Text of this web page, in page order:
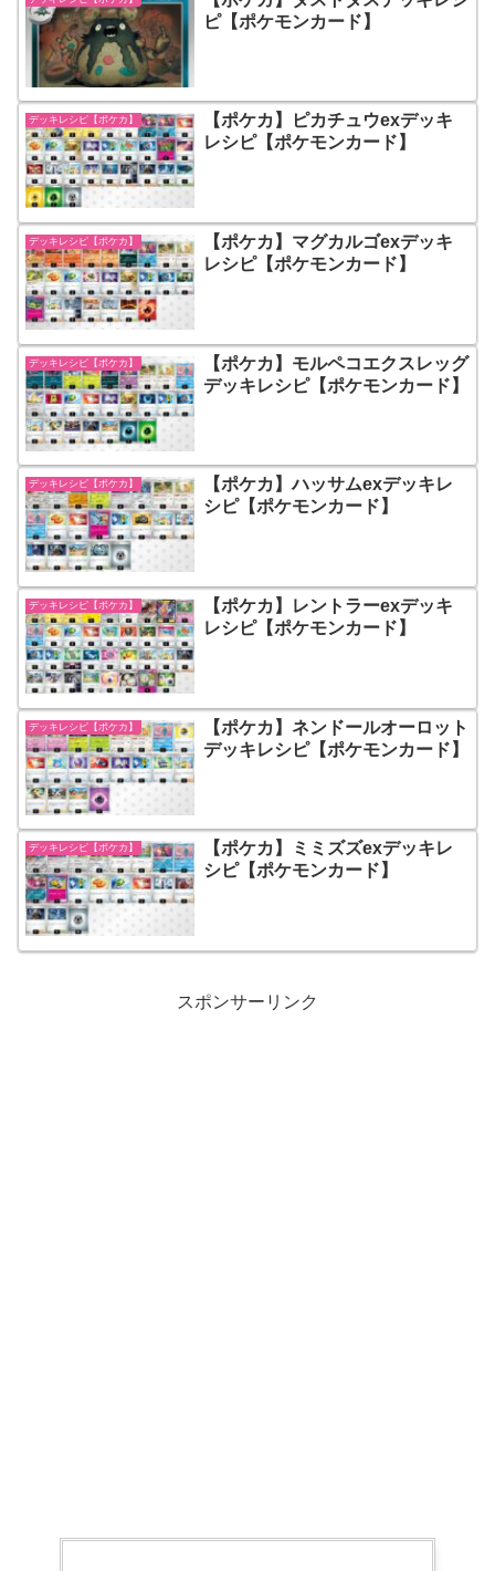
ピ【ポケモンカード】
デッキレシピ【ポケカ】
【ポケカ】ピカチュウexデッキ
レシピ【ポケモンカード】
デッキレシピ【ポケカ】
【ポケカ】マグカルゴexデッキ
レシピ【ポケモンカード】
デッキレシピ【ポケカ】
【ポケカ】モルペコエクスレッグ
デッキレシピ【ポケモンカード】
デッキレシピ【ポケカ】
【ポケカ】ハッサムexデッキレ
シピ【ポケモンカード】
デッキレシピ【ポケカ】
【ポケカ】レントラーexデッキ
レシピ【ポケモンカード】
デッキレシピ【ポケカ】
【ポケカ】ネンドールオーロット
デッキレシピ【ポケモンカード】
デッキレシピ【ポケカ】
【ポケカ】ミミズズexデッキレ
シピ【ポケモンカード】
スポンサーリンク